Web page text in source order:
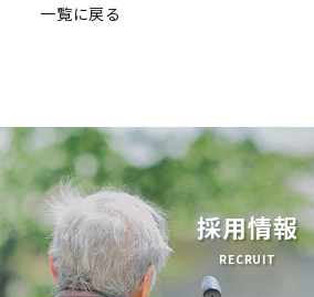
ナ
ー
シ
ョ
ン
一覧に戻る
採用情報
RECRUIT